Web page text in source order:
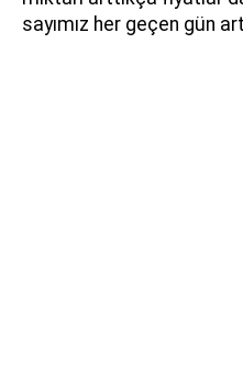
sayımız her geçen gün